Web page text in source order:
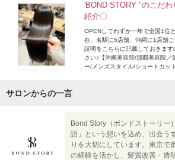
'BOND STORY "のこだ
紹介〇
OPENしてわずか一年で全国1位
在、名駅に5店舗、沖縄に1店舗
説明をこちらに記載しておきま
さい♪【沖縄美容院/那覇美容院／
ー/メンズスタイル/ショートカッ
サロンからの一言
Bond Story（ボンドストーリー
語」という想いを込め、出会う
りを大切にしています。東京で
の経験を活かし、髪質改善・透